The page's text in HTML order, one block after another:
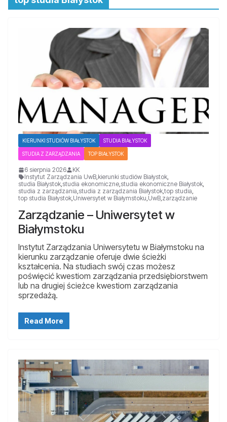
KIERUNKI STUDIÓW BIAŁYSTOK STUDIA BIAŁYSTOK
STUDIA Z ZARZĄDZANIA TOP BIAŁYSTOK
6 sierpnia 2026
KK
Instytut Zarządzania UwB,kierunki studiów Białystok,
studia Białystok,studia ekonomiczne,studia ekonomiczne Białystok,
studia z zarządzania,studia z zarządzania Białystok,top studia,
top studia Białystok,Uniwersytet w Białymstoku,UwB,zarządzanie
Zarządzanie – Uniwersytet w
Białymstoku
Instytut Zarządzania Uniwersytetu w Białymstoku na
kierunku zarządzanie oferuje dwie ścieżki
kształcenia. Na studiach swój czas możesz
poświęcić kwestiom zarządzania przedsiębiorstwem
lub na drugiej ścieżce kwestiom zarządzania
sprzedażą.
Read More